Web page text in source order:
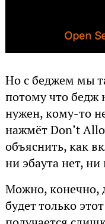
Но с беджем мы
потому что бедж
нужен, кому-то
нажмёт Don’t
объяснить, как
ни эбаута нет, ни
Можно, конечно,
будет только